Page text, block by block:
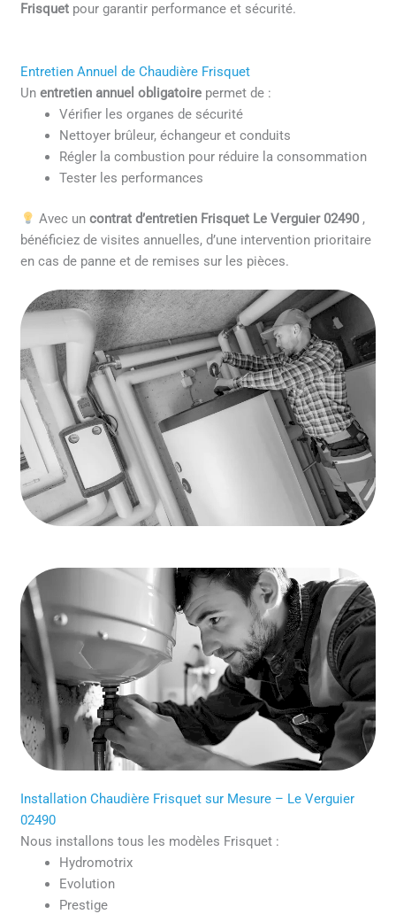
Frisquet pour garantir performance et sécurité.
Entretien Annuel de Chaudière Frisquet
Unentretien annuel obligatoire permet de :
Vérifier les organes de sécurité
Nettoyer brûleur, échangeur et conduits
Régler la combustion pour réduire la consommation
Tester les performances
Avec un contrat d’entretien Frisquet Le Verguier 02490 ,
bénéficiez de visites annuelles, d’une intervention prioritaire
en cas de panne et de remises sur les pièces.
Installation Chaudière Frisquet sur Mesure – Le Verguier
02490
Nous installons tous les modèles Frisquet :
Hydromotrix
Evolution
Prestige